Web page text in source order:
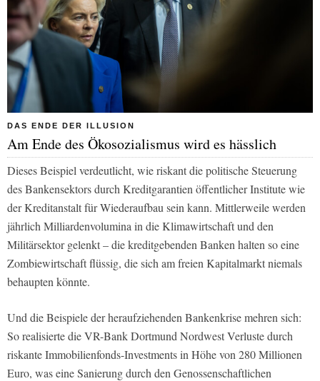
DAS ENDE DER ILLUSION
Am Ende des Ökosozialismus wird es hässlich
Dieses Beispiel verdeutlicht, wie riskant die politische Steuerung
des Bankensektors durch Kreditgarantien öffentlicher Institute wie
der Kreditanstalt für Wiederaufbau sein kann. Mittlerweile werden
jährlich Milliardenvolumina in die Klimawirtschaft und den
Militärsektor gelenkt – die kreditgebenden Banken halten so eine
Zombiewirtschaft flüssig, die sich am freien Kapitalmarkt niemals
behaupten könnte.
Und die Beispiele der heraufziehenden Bankenkrise mehren sich:
So realisierte die VR-Bank Dortmund Nordwest Verluste durch
riskante Immobilienfonds-Investments in Höhe von 280 Millionen
Euro, was eine Sanierung durch den Genossenschaftlichen